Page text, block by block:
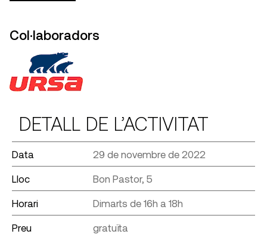
Col·laboradors
DETALL DE L’ACTIVITAT
Data 29 de novembre de 2022
Lloc Bon Pastor, 5
Horari Dimarts de 16h a 18h
Preu gratuïta